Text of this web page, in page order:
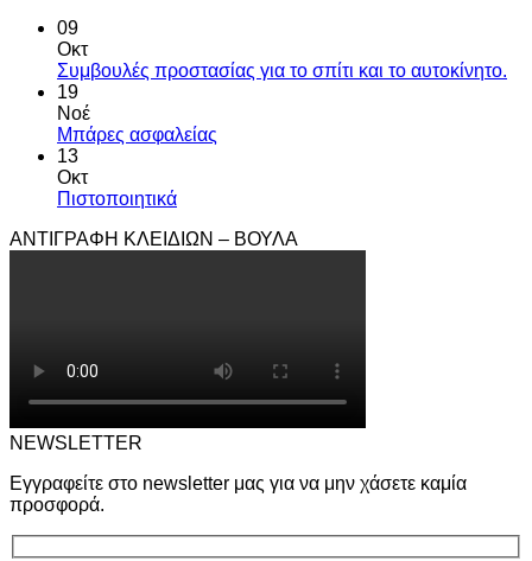
09
Οκτ
Συμβουλές προστασίας για το σπίτι και το αυτοκίνητο.
19
Νοέ
Μπάρες ασφαλείας
13
Οκτ
Πιστοποιητικά
ΑΝΤΙΓΡΑΦΗ ΚΛΕΙΔΙΩΝ – ΒΟΥΛΑ
NEWSLETTER
Εγγραφείτε στο newsletter μας για να μην χάσετε καμία
προσφορά.